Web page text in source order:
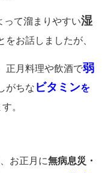
って溜まりやすい湿
お話しましたが、
正月料理や飲酒で弱
がちな ビタミンを
。
お正月に無病息災・